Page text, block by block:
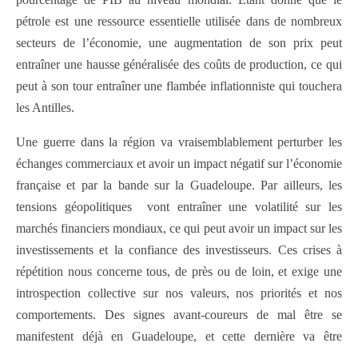
pétrole est une ressource essentielle utilisée dans de nombreux
secteurs de l’économie, une augmentation de son prix peut
entraîner une hausse généralisée des coûts de production, ce qui
peut à son tour entraîner une flambée inflationniste qui touchera
les Antilles.
Une guerre dans la région va vraisemblablement perturber les
échanges commerciaux et avoir un impact négatif sur l’économie
française et par la bande sur la Guadeloupe. Par ailleurs, les
tensions géopolitiques vont entraîner une volatilité sur les
marchés financiers mondiaux, ce qui peut avoir un impact sur les
investissements et la confiance des investisseurs. Ces crises à
répétition nous concerne tous, de près ou de loin, et exige une
introspection collective sur nos valeurs, nos priorités et nos
comportements. Des signes avant-coureurs de mal être se
manifestent déjà en Guadeloupe, et cette dernière va être